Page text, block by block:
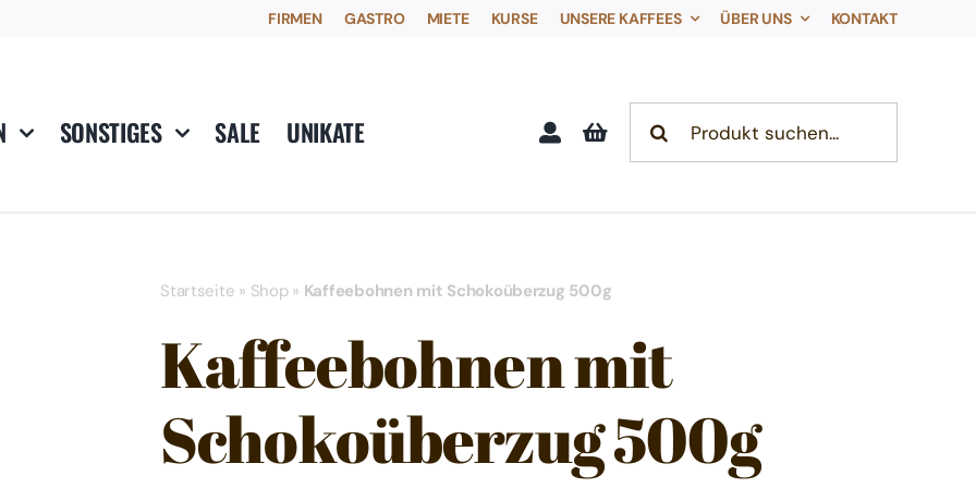
FIRMEN GASTRO MIETE KURSE UNSERE KAFFEES ÜBER UNS KONTAKT
SONSTIGES SALE UNIKATE
Search
Startseite » Shop» Kaffeebohnen mit Schokoüberzug 500g
Kaffeebohnen mit
Schokoüberzug 500g